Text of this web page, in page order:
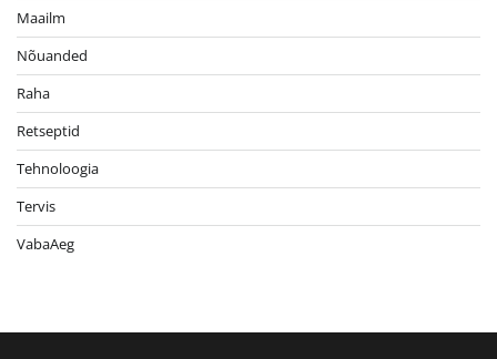
Maailm
Nõuanded
Raha
Retseptid
Tehnoloogia
Tervis
VabaAeg